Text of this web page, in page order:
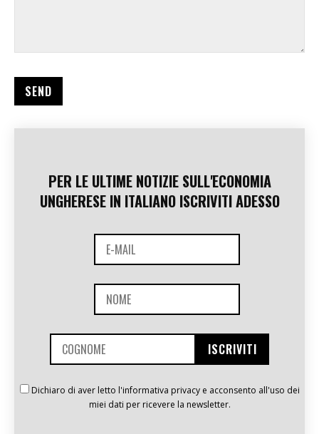
PER LE ULTIME NOTIZIE SULL'ECONOMIA
UNGHERESE IN ITALIANO ISCRIVITI ADESSO
Dichiaro di aver letto l'informativa privacy e acconsento all'uso dei
miei dati per ricevere la newsletter.